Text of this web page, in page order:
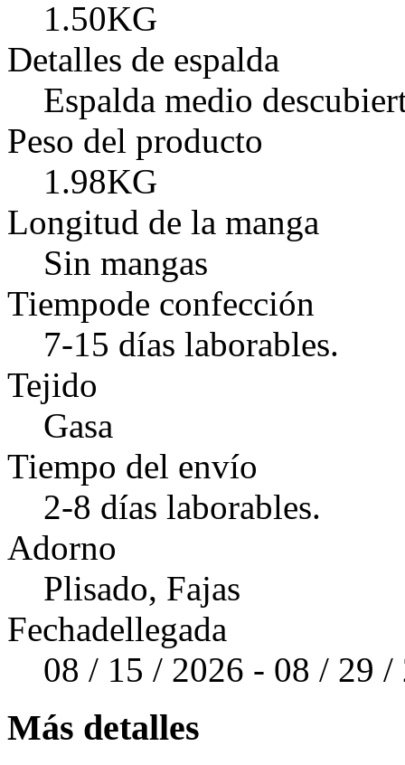
1.50KG
Detalles de espalda
Espalda medio
Peso del producto
1.98KG
Longitud de la manga
Sin mangas
Tiempode confección
7-15 días laborables.
Tejido
Gasa
Tiempo del envío
2-8 días laborables.
Adorno
Plisado, Fajas
Fechadellegada
08 / 15 / 2026 - 08 / 29 /
Más detalles